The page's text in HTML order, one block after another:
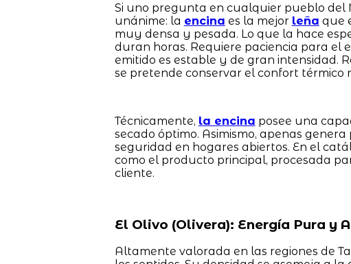
Si uno pregunta en cualquier pueblo del
unánime: la encina es la mejor leña que
muy densa y pesada. Lo que la hace
duran horas. Requiere paciencia para el
emitido es estable y de gran intensidad.
se pretende conservar el confort térmico
Técnicamente, la encina posee una
secado óptimo. Asimismo, apenas
seguridad en hogares abiertos. En el
como el producto principal, procesada
cliente.
El Olivo (Olivera): Energía Pura y
Altamente valorada en las regiones de